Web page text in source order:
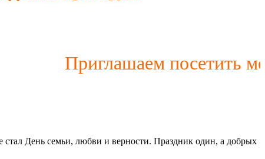
Приглашаем посетить
стал День семьи, любви и верности. Праздник один, а добрых